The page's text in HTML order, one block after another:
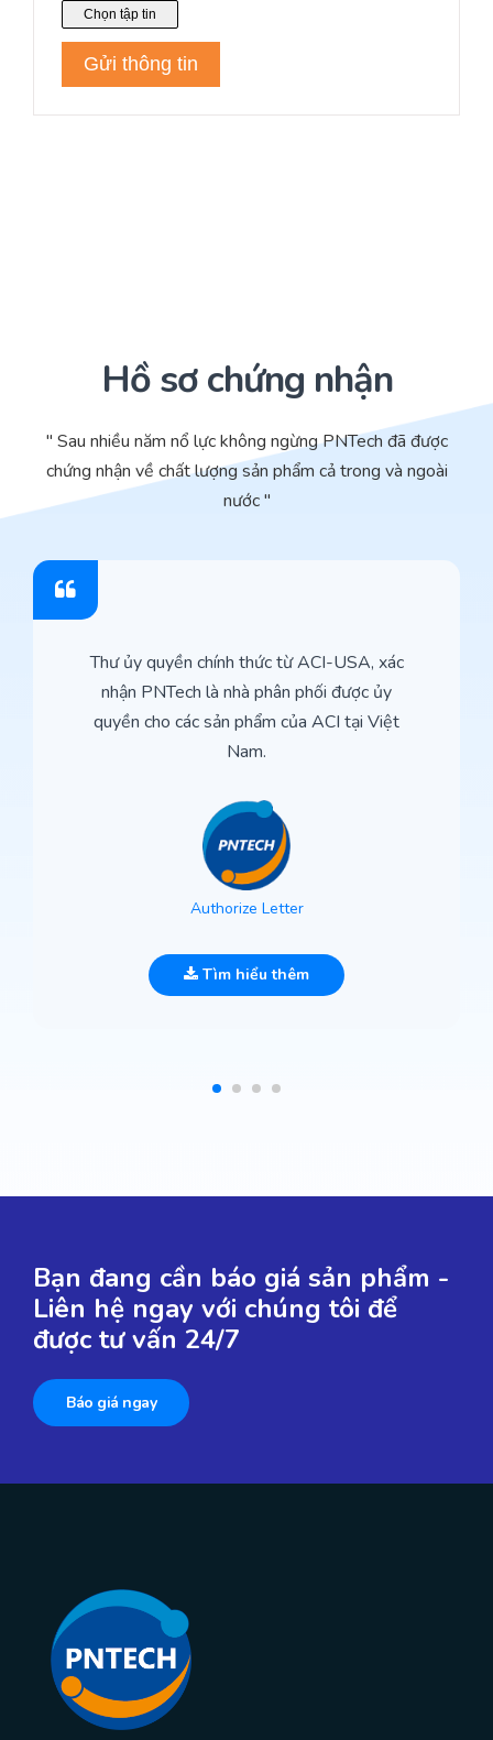
Hồ sơ chứng nhận
" Sau nhiều năm nổ lực không ngừng PNTech đã được
chứng nhận về chất lượng sản phẩm cả trong và ngoài
nước "
Thư ủy quyền chính thức từ ACI-USA, xác
nhận PNTech là nhà phân phối được ủy
quyền cho các sản phẩm của ACI tại Việt
Nam.
Authorize Letter
Tìm hiểu thêm
Bạn đang cần báo giá sản phẩm -
Liên hệ ngay với chúng tôi để
được tư vấn 24/7
Báo giá ngay